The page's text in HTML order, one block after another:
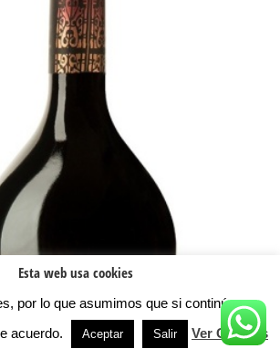
Esta web usa cookies
por lo que asumimos que si continúas
acuerdo.
Aceptar Salir Ver Cookies